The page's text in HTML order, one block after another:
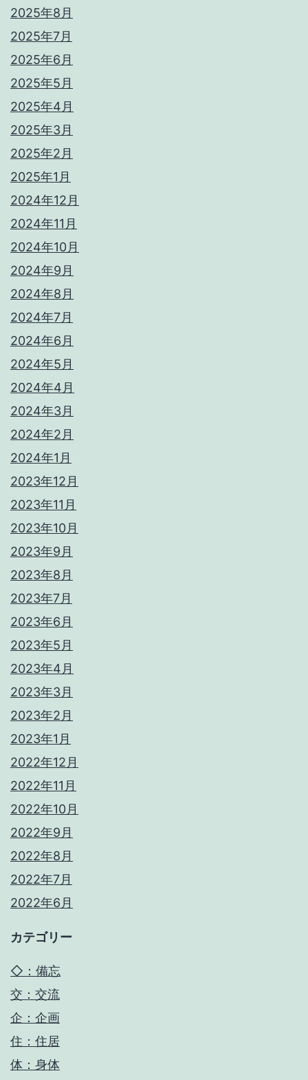
2025年8月
2025年7月
2025年6月
2025年5月
2025年4月
2025年3月
2025年2月
2025年1月
2024年12月
2024年11月
2024年10月
2024年9月
2024年8月
2024年7月
2024年6月
2024年5月
2024年4月
2024年3月
2024年2月
2024年1月
2023年12月
2023年11月
2023年10月
2023年9月
2023年8月
2023年7月
2023年6月
2023年5月
2023年4月
2023年3月
2023年2月
2023年1月
2022年12月
2022年11月
2022年10月
2022年9月
2022年8月
2022年7月
2022年6月
カテゴリー
◇：備忘
交：交流
企：企画
住：住居
体：身体